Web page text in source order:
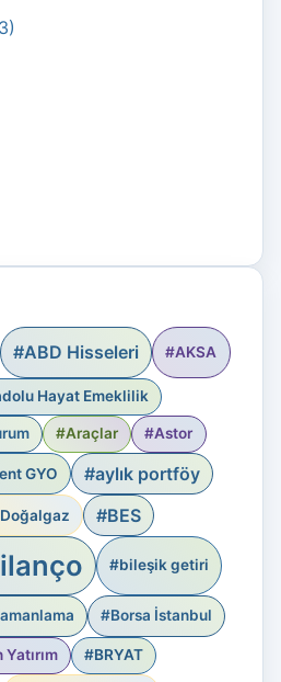
#ABD Hisseleri #AKSA
Hayat Emeklilik
#Araçlar #Astor
GYO #aylık portföy
#BES
#bileşik getiri
#Borsa İstanbul
#BRYAT